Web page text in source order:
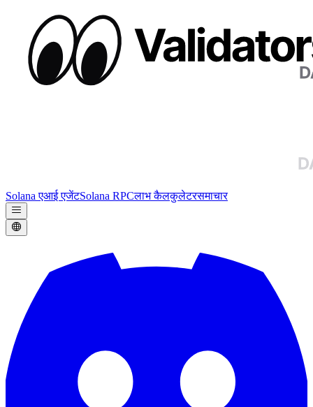
Solana एआई एजेंटSolana RPCलाभ कैलकुलेटरसमाचार